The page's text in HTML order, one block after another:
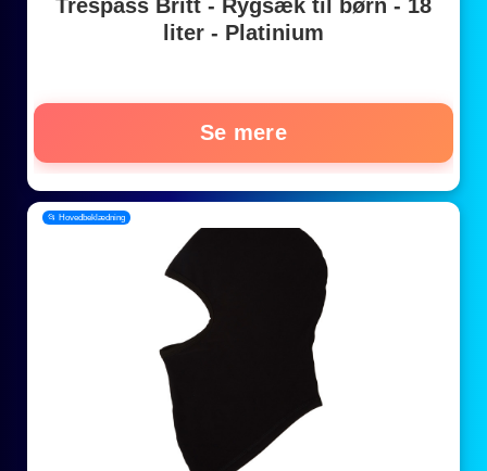
Trespass Britt - Rygsæk til børn - 18
liter - Platinium
Se mere
📂 Hovedbeklædning